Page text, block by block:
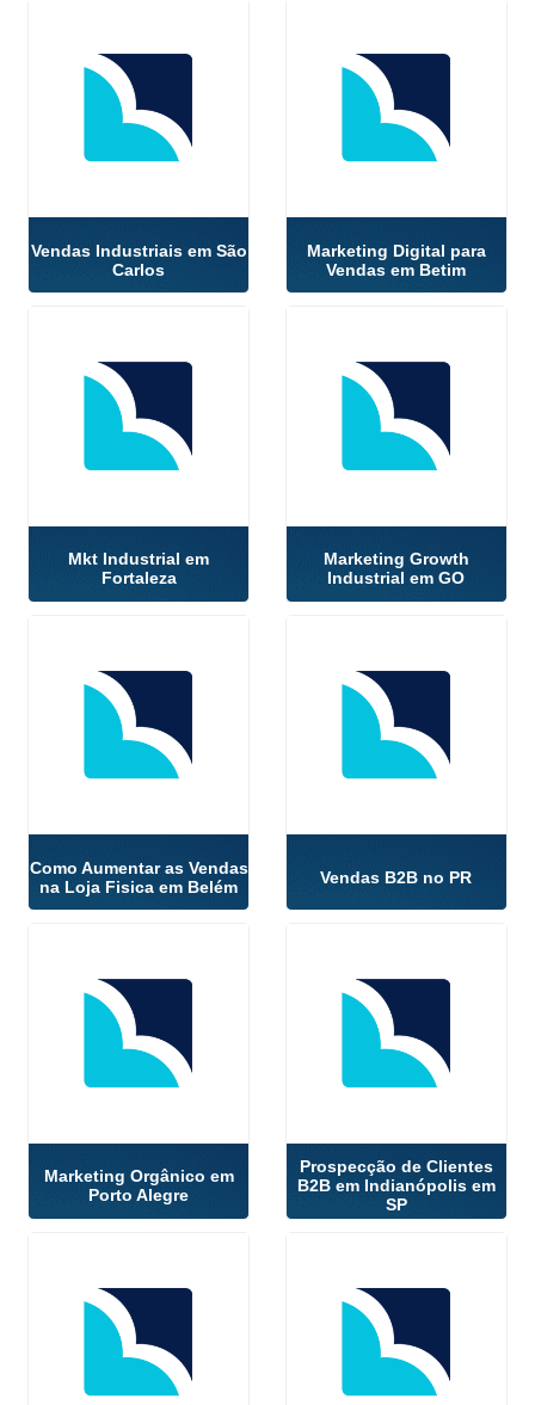
Vendas Industriais em São
Carlos
Marketing Digital para
Vendas em Betim
Mkt Industrial em
Fortaleza
Marketing Growth
Industrial em GO
Como Aumentar as Vendas
na Loja Fisica em Belém
Vendas B2B no PR
Marketing Orgânico em
Porto Alegre
Prospecção de Clientes
B2B em Indianópolis em
SP